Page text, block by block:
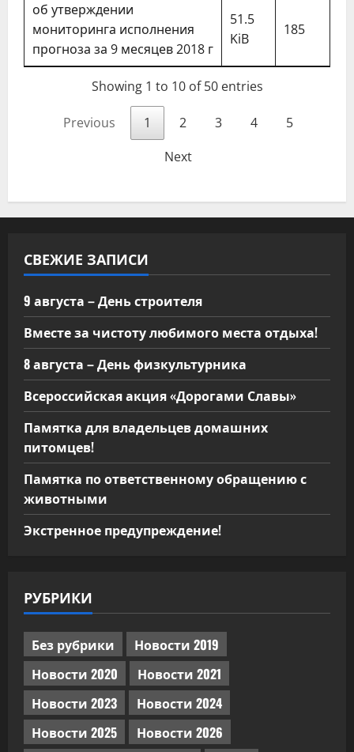
об утверждении
мониторинга исполнения
прогноза за 9 месяцев 2018 г
51.5
KiB
185
Showing 1 to 10 of 50 entries
Previous 1 2 3 4
5
Next
СВЕЖИЕ ЗАПИСИ
9 августа – День строителя
Вместе за чистоту любимого места отдыха!
8 августа – День физкультурника
Всероссийская акция «Дорогами Славы»
Памятка для владельцев домашних
питомцев!
Памятка по ответственному обращению с
животными
Экстренное предупреждение!
РУБРИКИ
Без рубрики
Новости 2019
Новости 2020
Новости 2021
Новости 2023
Новости 2024
Новости 2025
Новости 2026